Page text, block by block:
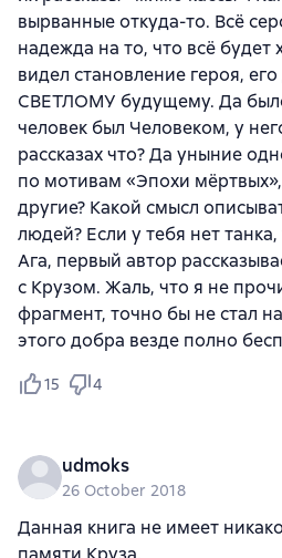
вырванные откуда-то. Всё
надежда на то, что всё будет
видел становление героя,
СВЕТЛОМУ будущему. Да
человек был Человеком, у
рассказах что? Да уныние
по мотивам «Эпохи
другие? Какой смысл
людей? Если у тебя нет
Ага, первый автор
с Крузом. Жаль, что я не
фрагмент, точно бы не стал
этого добра везде полно
15 4
udmoks
26 October 2018
Данная книга не имеет